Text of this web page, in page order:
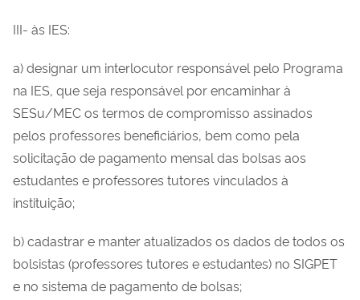
III- às IES:
a) designar um interlocutor responsável pelo Programa
na IES, que seja responsável por encaminhar à
SESu/MEC os termos de compromisso assinados
pelos professores beneficiários, bem como pela
solicitação de pagamento mensal das bolsas aos
estudantes e professores tutores vinculados à
instituição;
b) cadastrar e manter atualizados os dados de todos os
bolsistas (professores tutores e estudantes) no SIGPET
e no sistema de pagamento de bolsas;